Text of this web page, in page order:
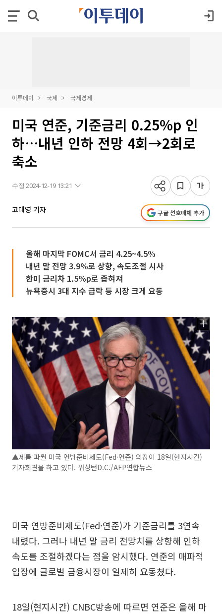
이투데이 국제 국제경제
미국 연준, 기준금리 0.25%p 인
하…내년 인하 전망 4회→2회로
축소
수정 2024-12-19 13:21
고대영 기자 구글 선호매체 추가
올해 마지막 FOMC서 금리 4.25~4.5%
내년 말 전망 3.9%로 상향, 속도조절 시사
한미 금리차 1.5%p로 좁혀져
뉴욕증시 3대 지수 급락 등 시장 크게 요동
▲제롬 파월 미국 연방준비제도(Fed·연준) 의장이 18일(현지시간)
기자회견을 하고 있다. 워싱턴D.C./AFP연합뉴스
미국 연방준비제도(Fed·연준)가 기준금리를 3연속
내렸다. 그러나 내년 말 금리 전망치를 상향해 인하
속도를 조절하겠다는 점을 암시했다. 연준의 매파적
입장에 글로벌 금융시장이 일제히 요동쳤다.
18일(현지시간) CNBC방송에 따르면 연준은 올해 마